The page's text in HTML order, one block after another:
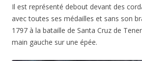
Il est représenté debout devant des
avec toutes ses médailles et sans son
1797 à la bataille de Santa Cruz de
main gauche sur une épée.